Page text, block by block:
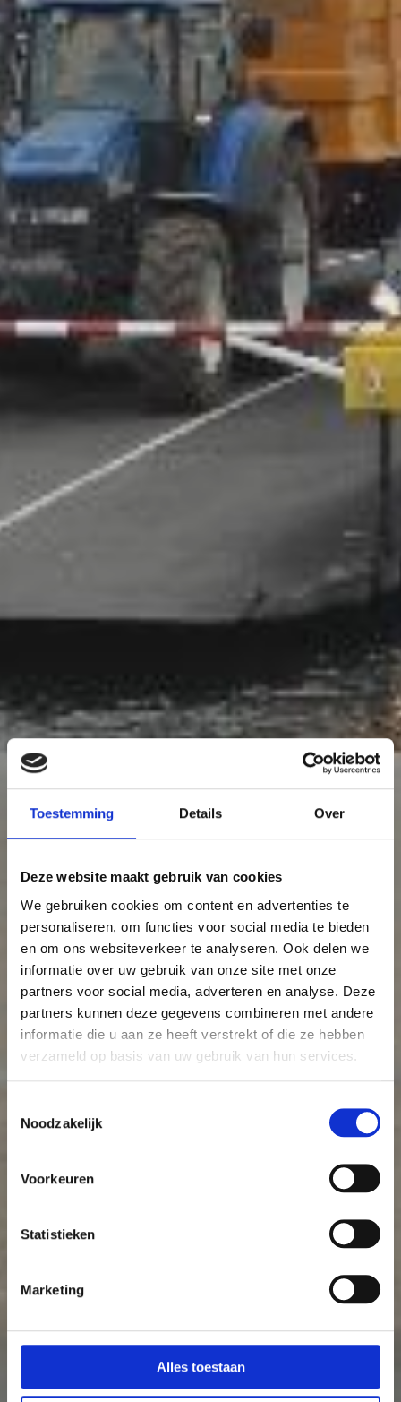
Toestemming Details Over
Deze website maakt gebruik van cookies
We gebruiken cookies om content en advertenties te
personaliseren, om functies voor social media te bieden
en om ons websiteverkeer te analyseren. Ook delen we
informatie over uw gebruik van onze site met onze
partners voor social media, adverteren en analyse. Deze
partners kunnen deze gegevens combineren met andere
informatie die u aan ze heeft verstrekt of die ze hebben
verzameld op basis van uw gebruik van hun services.
Noodzakelijk
Voorkeuren
Statistieken
Marketing
Alles toestaan